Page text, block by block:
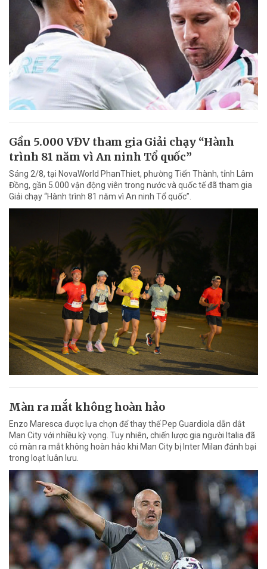
Gần 5.000 VĐV tham gia Giải chạy “Hành
trình 81 năm vì An ninh Tổ quốc”
Sáng 2/8, tại NovaWorld PhanThiet, phường Tiến Thành, tỉnh Lâm
Đồng, gần 5.000 vận động viên trong nước và quốc tế đã tham gia
Giải chạy “Hành trình 81 năm vì An ninh Tổ quốc”.
Màn ra mắt không hoàn hảo
Enzo Maresca được lựa chọn để thay thế Pep Guardiola dẫn dắt
Man City với nhiều kỳ vọng. Tuy nhiên, chiến lược gia người Italia đã
có màn ra mắt không hoàn hảo khi Man City bị Inter Milan đánh bại
trong loạt luân lưu.